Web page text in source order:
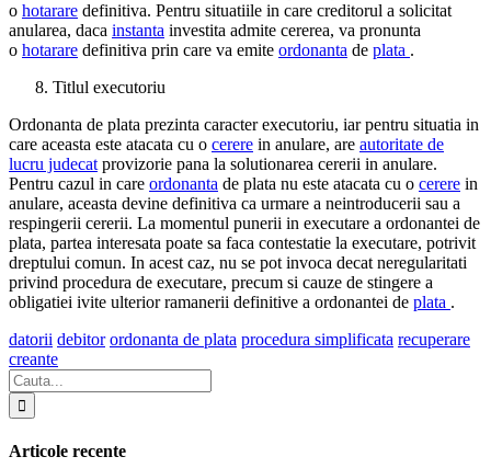
o hotarare definitiva. Pentru situatiile in care creditorul a solicitat
anularea, daca instanta investita admite cererea, va pronunta
o hotarare definitiva prin care va emite ordonanta de plata .
Titlul executoriu
Ordonanta de plata prezinta caracter executoriu, iar pentru situatia in
care aceasta este atacata cu o cerere in anulare, are autoritate de
lucru judecat provizorie pana la solutionarea cererii in anulare.
Pentru cazul in care ordonanta de plata nu este atacata cu o cerere in
anulare, aceasta devine definitiva ca urmare a neintroducerii sau a
respingerii cererii. La momentul punerii in executare a ordonantei de
plata, partea interesata poate sa faca contestatie la executare, potrivit
dreptului comun. In acest caz, nu se pot invoca decat neregularitati
privind procedura de executare, precum si cauze de stingere a
obligatiei ivite ulterior ramanerii definitive a ordonantei de plata .
datorii debitor ordonanta de plata procedura simplificata recuperare
creante
Articole recente